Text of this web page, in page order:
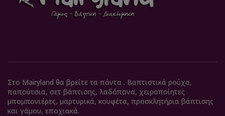
Στο Mairyland θα βρείτε τα πάντα . Βαπτιστικά ρούχα,
παπούτσια, σετ βάπτισης, λαδόπανα, χειροποίητες
μπομπονιέρες, μαρτυρικά, κουφέτα, προσκλητήρια βάπτισης
και γάμου, εποχιακά.